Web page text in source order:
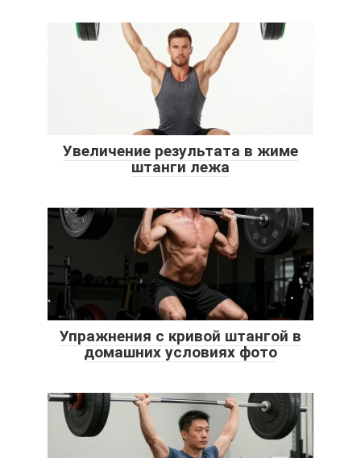
Увеличение результата в жиме
штанги лежа
Упражнения с кривой штангой в
домашних условиях фото